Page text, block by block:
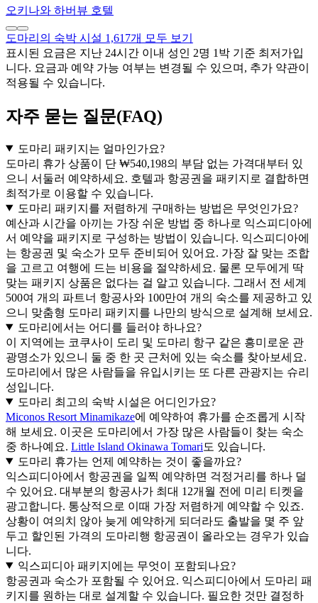
오키나와 하버뷰 호텔
도마리의 숙박 시설 1,617개 모두 보기
표시된 요금은 지난 24시간 이내 성인 2명 1박 기준 최저가입
니다. 요금과 예약 가능 여부는 변경될 수 있으며, 추가 약관이
적용될 수 있습니다.
자주 묻는 질문(FAQ)
도마리 패키지는 얼마인가요?
도마리 휴가 상품이 단 ₩540,198의 부담 없는 가격대부터 있
으니 서둘러 예약하세요. 호텔과 항공권을 패키지로 결합하면
최적가로 이용할 수 있습니다.
도마리 패키지를 저렴하게 구매하는 방법은 무엇인가요?
예산과 시간을 아끼는 가장 쉬운 방법 중 하나로 익스피디아에
서 예약을 패키지로 구성하는 방법이 있습니다. 익스피디아에
는 항공권 및 숙소가 모두 준비되어 있어요. 가장 잘 맞는 조합
을 고르고 여행에 드는 비용을 절약하세요. 물론 모두에게 딱
맞는 패키지 상품은 없다는 걸 알고 있습니다. 그래서 전 세계
500여 개의 파트너 항공사와 100만여 개의 숙소를 제공하고 있
으니 맞춤형 도마리 패키지를 나만의 방식으로 설계해 보세요.
도마리에서는 어디를 들러야 하나요?
이 지역에는 코쿠사이 도리 및 도마리 항구 같은 흥미로운 관
광명소가 있으니 둘 중 한 곳 근처에 있는 숙소를 찾아보세요.
도마리에서 많은 사람들을 유입시키는 또 다른 관광지는 슈리
성입니다.
도마리 최고의 숙박 시설은 어디인가요?
Miconos Resort Minamikaze에 예약하여 휴가를 순조롭게 시작
해 보세요. 이곳은 도마리에서 가장 많은 사람들이 찾는 숙소
중 하나예요. Little Island Okinawa Tomari도 있습니다.
도마리 휴가는 언제 예약하는 것이 좋을까요?
익스피디아에서 항공권을 일찍 예약하면 걱정거리를 하나 덜
수 있어요. 대부분의 항공사가 최대 12개월 전에 미리 티켓을
광고합니다. 통상적으로 이때 가장 저렴하게 예약할 수 있죠.
상황이 여의치 않아 늦게 예약하게 되더라도 출발을 몇 주 앞
두고 할인된 가격의 도마리행 항공권이 올라오는 경우가 있습
니다.
익스피디아 패키지에는 무엇이 포함되나요?
항공권과 숙소가 포함될 수 있어요. 익스피디아에서 도마리 패
키지를 원하는 대로 설계할 수 있습니다. 필요한 것만 결정하